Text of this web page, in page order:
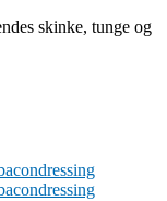
skinke, tunge og